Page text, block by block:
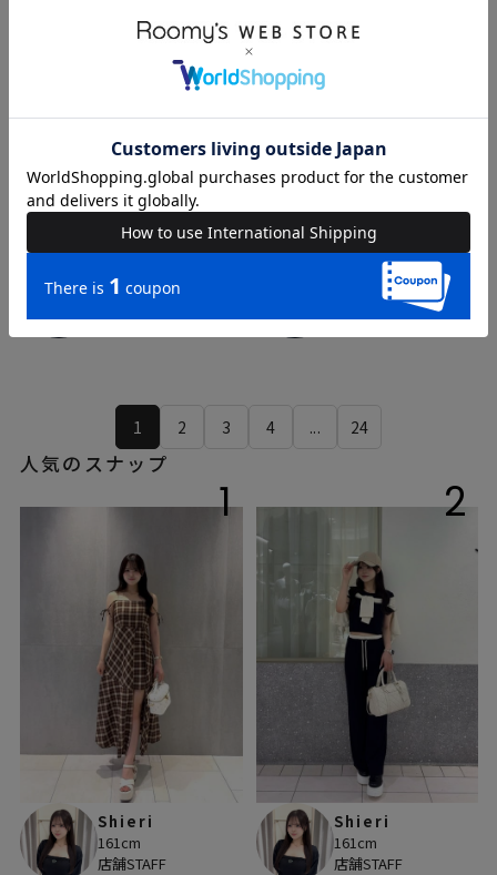
kanako
158cm
ROYAL PARTY
kanako
ROYAL PARTY
1 2 3 4 ... 24
人気のスナップ
1
Shieri
161cm
店舗STAFF
2
Shieri
161cm
店舗STAFF